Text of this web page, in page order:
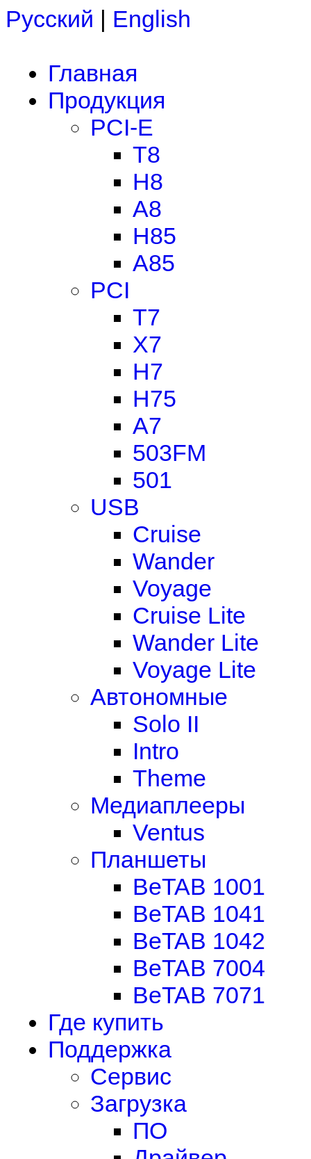
Русский | English
Главная
Продукция
PCI-E
T8
H8
A8
H85
A85
PCI
T7
X7
H7
H75
A7
503FM
501
USB
Cruise
Wander
Voyage
Cruise Lite
Wander Lite
Voyage Lite
Автономные
Solo II
Intro
Theme
Медиаплееры
Ventus
Планшеты
BeTAB 1001
BeTAB 1041
BeTAB 1042
BeTAB 7004
BeTAB 7071
Где купить
Поддержка
Сервис
Загрузка
ПО